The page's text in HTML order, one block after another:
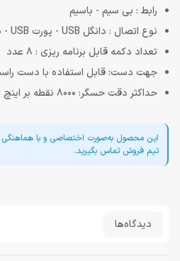
رابط : بی سیم - باسیم
نوع اتصال : دانگل USB - پورت USB - بلوتوث
تعداد دکمه قابل برنامه ریزی : 8 عدد
جهت دست: قابل استفاده با دست
حداکثر دقت حسگر: 8000 نقطه بر اینچ
این محصول به‌صورت اختصاصی و با هماهنگی
تیم فروش تماس بگیرید.
دیدگاه‌ها